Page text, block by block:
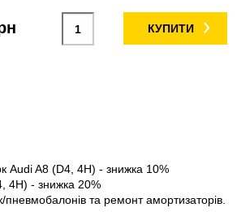
КУПИТИ
Audi A8 (D4, 4H) - знижка 10%
4H) - знижка 20%
та ремонт амортизаторів.